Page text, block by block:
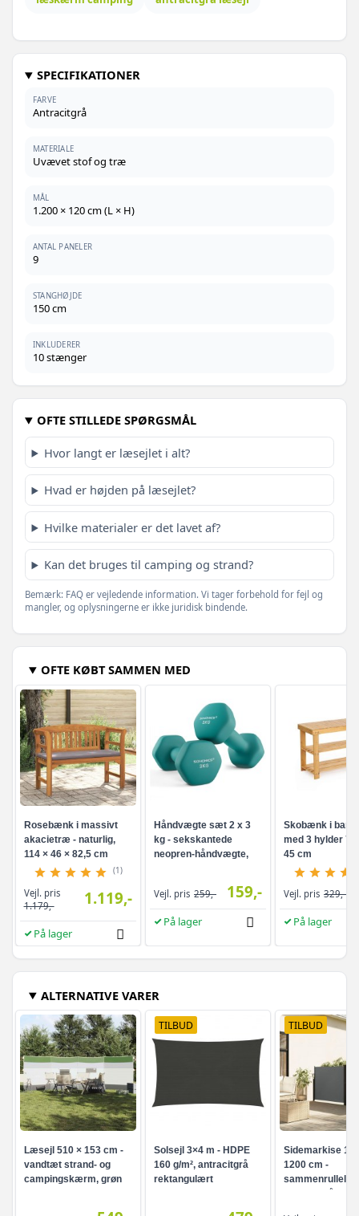
SPECIFIKATIONER
FARVE
Antracitgrå
MATERIALE
Uvævet stof og træ
MÅL
1.200 × 120 cm (L × H)
ANTAL PANELER
9
STANGHØJDE
150 cm
INKLUDERER
10 stænger
OFTE STILLEDE SPØRGSMÅL
Hvor langt er læsejlet i alt?
Hvad er højden på læsejlet?
Hvilke materialer er det lavet af?
Kan det bruges til camping og strand?
Bemærk: FAQ er vejledende information. Vi tager forbehold for fejl og
mangler, og oplysningerne er ikke juridisk bindende.
Gråbrun - 400 x 160 cm - 1 stk
Grå - 800 x 80 cm - 1 stk
Sort - 800 x 120 cm - 1 stk
Grøn - 600 x 160 cm - 1 stk
Gråbrun - 800 x 160 cm - 1 stk
Sort - 1200 x 160 cm - 1 stk
Grøn - 800 x 120 cm - 1 stk
694,-
OFTE KØBT SAMMEN MED
Rosebænk i massivt
akacietræ - naturlig,
114 × 46 × 82,5 cm
(1)
Vejl. pris
1.179,-
1.119,-
På lager
Håndvægte sæt 2 x 3
kg - sekskantede
neopren-håndvægte,
Vejl. pris 259,- 159,-
På lager
Skobænk i
med 3 hylder 70
45 cm
Vejl. pris 329,-
På lager
ALTERNATIVE VARER
Læsejl 510 × 153 cm -
vandtæt strand- og
campingskærm, grøn
TILBUD
Solsejl 3×4 m - HDPE
160 g/m², antracitgrå
rektangulært
TILBUD
Sidemarkise
1200 cm -
sammenrullelig,